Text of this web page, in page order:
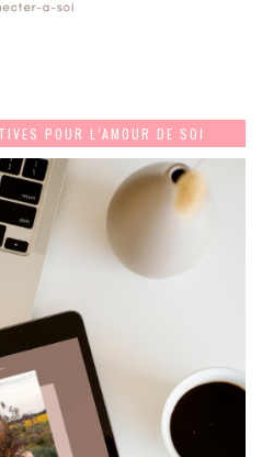
POUR L’AMOUR DE SOI